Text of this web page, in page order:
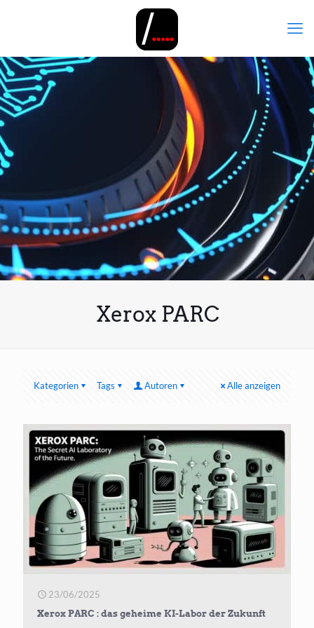
Xerox PARC
Kategorien Tags Autoren Alle anzeigen
23/06/2025
Xerox PARC : das geheime KI-Labor der Zukunft